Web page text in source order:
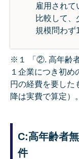
雇用されて
比較して、
規模問わず
※１ 「②. 高年齢者
１企業につき初
円の経費を要した
降は実費で算定）。
C:高年齢者
件